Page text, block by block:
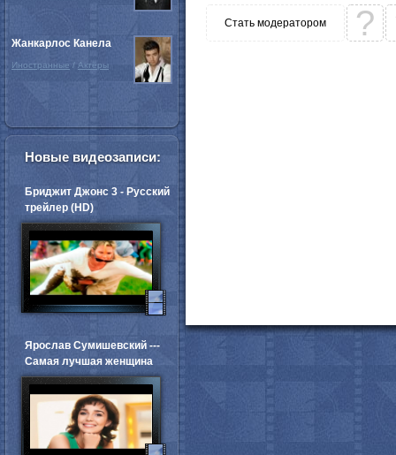
Стать модератором ?
Жанкарлос Канела
Иностранные / Актёры
Новые видеозаписи:
Бриджит Джонс 3 - Русский
трейлер (HD)
Ярослав Сумишевский ---
Самая лучшая женщина